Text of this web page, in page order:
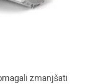
zmanjšati